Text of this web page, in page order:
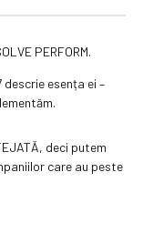
PERFORM.
esența ei –
deci putem
care au peste